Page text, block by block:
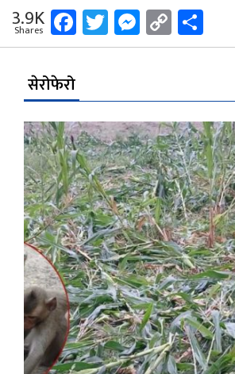
3.9K
Shares Facebook
Twitter
Messenger
Copy
Link
सेरोफेरो